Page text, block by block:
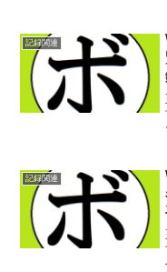
記録関連
記録関連